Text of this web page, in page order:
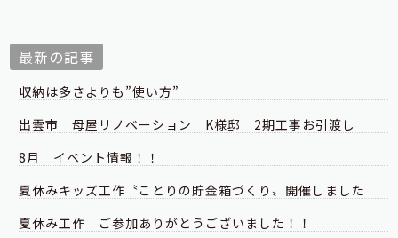
最新の記事
収納は多さよりも”使い方”
出雲市 母屋リノベーション K様邸 2期工事お引渡し
8月 イベント情報！！
夏休みキッズ工作〝ことりの貯金箱づくり〟開催しました
夏休み工作 ご参加ありがとうございました！！